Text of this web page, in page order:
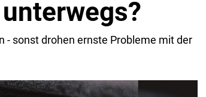
- sonst drohen ernste Probleme mit der